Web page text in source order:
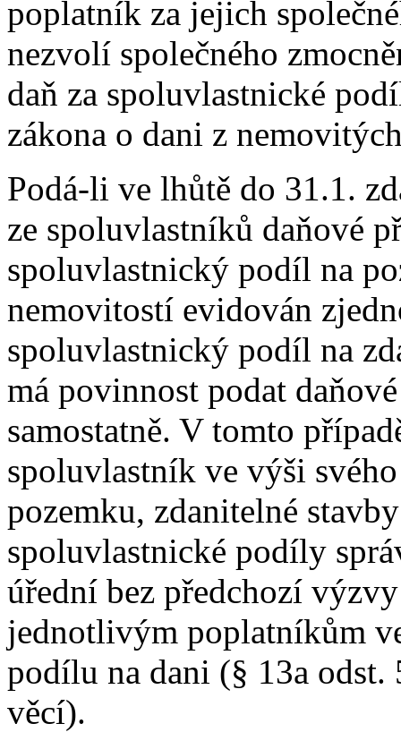
poplatník za jejich
nezvolí společného
daň za spoluvlastnické
zákona o dani z
Podá-li ve lhůtě do 31.1.
ze spoluvlastníků daňové
spoluvlastnický podíl na
nemovitostí evidován
spoluvlastnický podíl na
má povinnost podat
samostatně. V tomto
spoluvlastník ve výši
pozemku, zdanitelné
spoluvlastnické podíly
úřední bez předchozí
jednotlivým poplatníkům
podílu na dani (§ 13a
věcí).